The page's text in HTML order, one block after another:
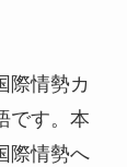
際情勢カ
です。本
際情勢へ